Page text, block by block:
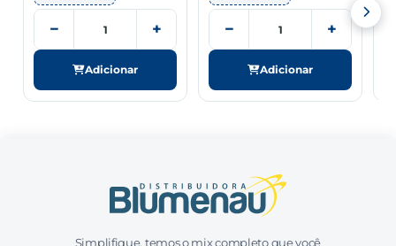
− +
Adicionar
− +
Adicionar
Simplifique, temos o mix completo que você